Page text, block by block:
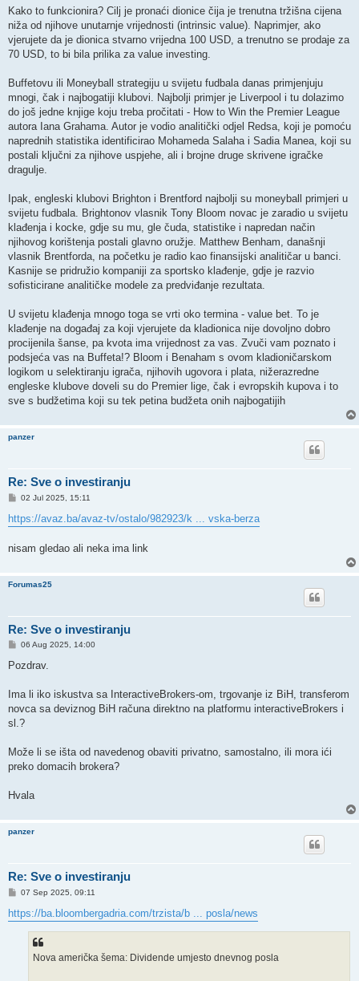
Kako to funkcionira? Cilj je pronaći dionice čija je trenutna tržišna cijena
niža od njihove unutarnje vrijednosti (intrinsic value). Naprimjer, ako
vjerujete da je dionica stvarno vrijedna 100 USD, a trenutno se prodaje za
70 USD, to bi bila prilika za value investing.
Buffetovu ili Moneyball strategiju u svijetu fudbala danas primjenjuju
mnogi, čak i najbogatiji klubovi. Najbolji primjer je Liverpool i tu dolazimo
do još jedne knjige koju treba pročitati - How to Win the Premier League
autora Iana Grahama. Autor je vodio analitički odjel Redsa, koji je pomoću
naprednih statistika identificirao Mohameda Salaha i Sadia Manea, koji su
postali ključni za njihove uspjehe, ali i brojne druge skrivene igračke
dragulje.
Ipak, engleski klubovi Brighton i Brentford najbolji su moneyball primjeri u
svijetu fudbala. Brightonov vlasnik Tony Bloom novac je zaradio u svijetu
klađenja i kocke, gdje su mu, gle čuda, statistike i napredan način
njihovog korištenja postali glavno oružje. Matthew Benham, današnji
vlasnik Brentforda, na početku je radio kao finansijski analitičar u banci.
Kasnije se pridružio kompaniji za sportsko klađenje, gdje je razvio
sofisticirane analitičke modele za predviđanje rezultata.
U svijetu klađenja mnogo toga se vrti oko termina - value bet. To je
klađenje na događaj za koji vjerujete da kladionica nije dovoljno dobro
procijenila šanse, pa kvota ima vrijednost za vas. Zvuči vam poznato i
podsjeća vas na Buffeta!? Bloom i Benaham s ovom kladioničarskom
logikom u selektiranju igrača, njihovih ugovora i plata, nižerazredne
engleske klubove doveli su do Premier lige, čak i evropskih kupova i to
sve s budžetima koji su tek petina budžeta onih najbogatijih
panzer
Re: Sve o investiranju
P
s
t
02 Jul 2025, 15:11
https://avaz.ba/avaz-tv/ostalo/982923/k ... vska-berza
nisam gledao ali neka ima link
Forumas25
Re: Sve o investiranju
P
s
06 Aug 2025, 14:00
Pozdrav.
Ima li iko iskustva sa InteractiveBrokers-om, trgovanje iz BiH, transferom
novca sa deviznog BiH računa direktno na platformu interactiveBrokers i
sl.?
Može li se išta od navedenog obaviti privatno, samostalno, ili mora ići
preko domacih brokera?
Hvala
panzer
Re: Sve o investiranju
P
s
t
07 Sep 2025, 09:11
https://ba.bloombergadria.com/trzista/b ... posla/news
Nova američka šema: Dividende umjesto dnevnog posla